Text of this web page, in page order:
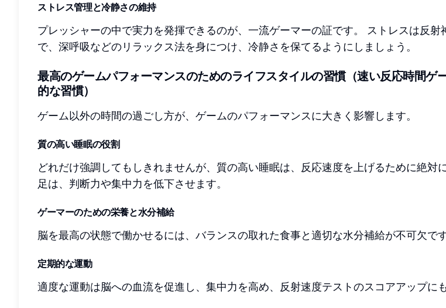
ストレス管理と冷静さの維持
プレッシャーの中で実力を発揮できるのが、一流ゲーマーの証です。 ストレスは反射
で、深呼吸などのリラックス法を身につけ、冷静さを保てるようにしましょう。
最高のゲームパフォーマンスのためのライフスタイルの習慣（速い反応時間ゲ
的な習慣）
ゲーム以外の時間の過ごし方が、ゲームのパフォーマンスに大きく影響します。
質の高い睡眠の役割
どれだけ強調してもしきれませんが、質の高い睡眠は、反応速度を上げるために絶対
足は、判断力や集中力を低下させます。
ゲーマーのための栄養と水分補給
脳を最高の状態で働かせるには、バランスの取れた食事と適切な水分補給が不可欠です
定期的な運動
適度な運動は脳への血流を促進し、集中力を高め、反射速度テストのスコアアップに